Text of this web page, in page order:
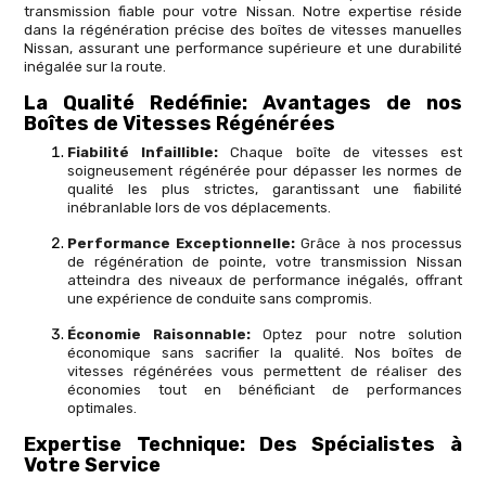
transmission fiable pour votre Nissan. Notre expertise réside
dans la régénération précise des boîtes de vitesses manuelles
Nissan, assurant une performance supérieure et une durabilité
inégalée sur la route.
La Qualité Redéfinie: Avantages de nos
Boîtes de Vitesses Régénérées
Fiabilité Infaillible: Chaque boîte de vitesses est
soigneusement régénérée pour dépasser les normes de
qualité les plus strictes, garantissant une fiabilité
inébranlable lors de vos déplacements.
Performance Exceptionnelle: Grâce à nos processus
de régénération de pointe, votre transmission Nissan
atteindra des niveaux de performance inégalés, offrant
une expérience de conduite sans compromis.
Économie Raisonnable: Optez pour notre solution
économique sans sacrifier la qualité. Nos boîtes de
vitesses régénérées vous permettent de réaliser des
économies tout en bénéficiant de performances
optimales.
Expertise Technique: Des Spécialistes à
Votre Service